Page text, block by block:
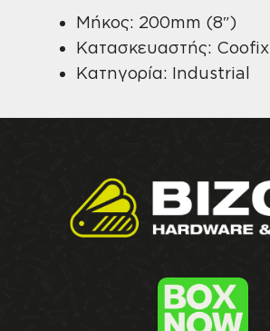
Μήκος: 200mm (8″)
Κατασκευαστής: Coofix
Κατηγορία: Industrial